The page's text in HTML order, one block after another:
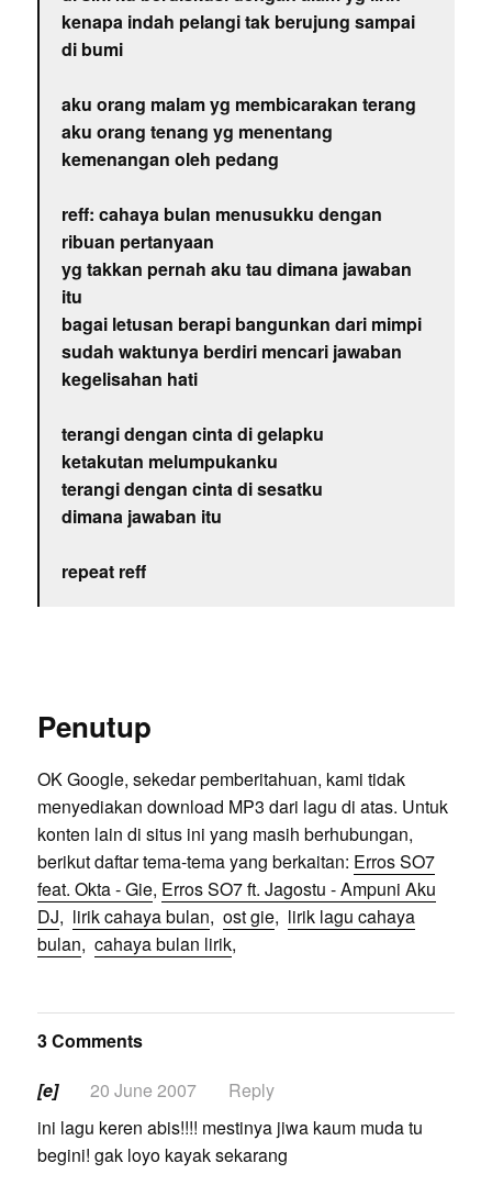
kenapa indah pelangi tak berujung sampai
di bumi
aku orang malam yg membicarakan terang
aku orang tenang yg menentang
kemenangan oleh pedang
reff: cahaya bulan menusukku dengan
ribuan pertanyaan
yg takkan pernah aku tau dimana jawaban
itu
bagai letusan berapi bangunkan dari mimpi
sudah waktunya berdiri mencari jawaban
kegelisahan hati
terangi dengan cinta di gelapku
ketakutan melumpukanku
terangi dengan cinta di sesatku
dimana jawaban itu
repeat reff
Penutup
OK Google, sekedar pemberitahuan, kami tidak
menyediakan download MP3 dari lagu di atas. Untuk
konten lain di situs ini yang masih berhubungan,
berikut daftar tema-tema yang berkaitan: Erros SO7
feat. Okta - Gie, Erros SO7 ft. Jagostu - Ampuni Aku
DJ, lirik cahaya bulan, ost gie, lirik lagu cahaya
bulan, cahaya bulan lirik,
3 Comments
[e]
20 June 2007
Reply
ini lagu keren abis!!!! mestinya jiwa kaum muda tu
begini! gak loyo kayak sekarang